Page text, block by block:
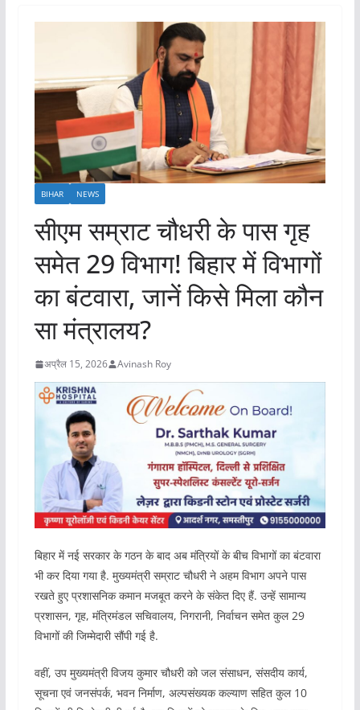
BIHAR NEWS
सीएम सम्राट चौधरी के पास गृह
समेत 29 विभाग! बिहार में विभागों
का बंटवारा, जानें किसे मिला कौन
सा मंत्रालय?
अप्रैल 15, 2026 Avinash Roy
बिहार में नई सरकार के गठन के बाद अब मंत्रियों के बीच विभागों का बंटवारा
भी कर दिया गया है. मुख्यमंत्री सम्राट चौधरी ने अहम विभाग अपने पास
रखते हुए प्रशासनिक कमान मजबूत करने के संकेत दिए हैं. उन्हें सामान्य
प्रशासन, गृह, मंत्रिमंडल सचिवालय, निगरानी, निर्वाचन समेत कुल 29
विभागों की जिम्मेदारी सौंपी गई है.
वहीं, उप मुख्यमंत्री विजय कुमार चौधरी को जल संसाधन, संसदीय कार्य,
सूचना एवं जनसंपर्क, भवन निर्माण, अल्पसंख्यक कल्याण सहित कुल 10